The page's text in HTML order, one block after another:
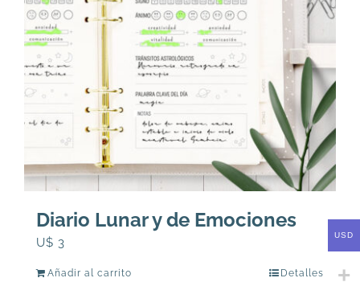
ACERCA
CONTACTO
Diario Lunar y de Emociones
U$ 3
Añadir al carrito Detalles
USD